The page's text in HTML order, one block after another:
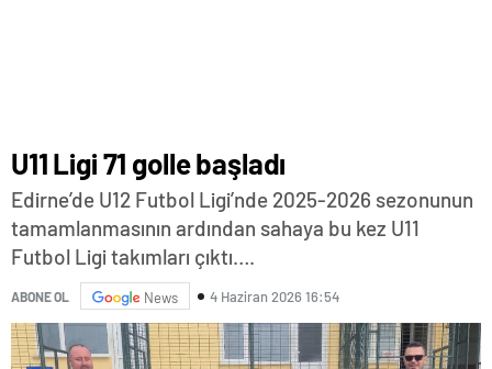
U11 Ligi 71 golle başladı
Edirne’de U12 Futbol Ligi’nde 2025-2026 sezonunun
tamamlanmasının ardından sahaya bu kez U11
Futbol Ligi takımları çıktı….
ABONE OL News 4 Haziran 2026 16:54